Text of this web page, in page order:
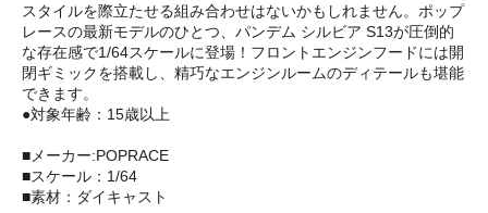
スタイルを際立たせる組み合わせはないかもしれません。ポップ
レースの最新モデルのひとつ、パンデム シルビア S13が圧倒的
な存在感で1/64スケールに登場！フロントエンジンフードには開
閉ギミックを搭載し、精巧なエンジンルームのディテールも堪能
できます。
●対象年齢：15歳以上
■メーカー:POPRACE
■スケール：1/64
■素材：ダイキャスト